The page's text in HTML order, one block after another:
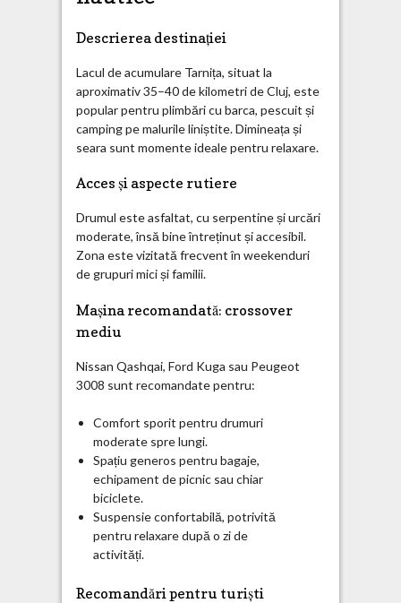
Descrierea destinației
Lacul de acumulare Tarnița, situat la
aproximativ 35–40 de kilometri de Cluj, este
popular pentru plimbări cu barca, pescuit și
camping pe malurile liniștite. Dimineața și
seara sunt momente ideale pentru relaxare.
Acces și aspecte rutiere
Drumul este asfaltat, cu serpentine și urcări
moderate, însă bine întreținut și accesibil.
Zona este vizitată frecvent în weekenduri
de grupuri mici și familii.
Mașina recomandată: crossover
mediu
Nissan Qashqai, Ford Kuga sau Peugeot
3008 sunt recomandate pentru:
Comfort sporit pentru drumuri
moderate spre lungi.
Spațiu generos pentru bagaje,
echipament de picnic sau chiar
biciclete.
Suspensie confortabilă, potrivită
pentru relaxare după o zi de
activități.
Recomandări pentru turiști